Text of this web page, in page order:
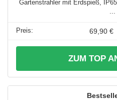
Gartenstrahler mit Erdspieß,
69,90 €
ZUM TOP